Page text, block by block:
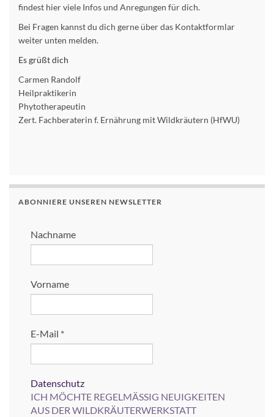
findest hier viele Infos und Anregungen für dich.
Bei Fragen kannst du dich gerne über das Kontaktformlar
weiter unten melden.
Es grüßt dich
Carmen Randolf
Heilpraktikerin
Phytotherapeutin
Zert. Fachberaterin f. Ernährung mit Wildkräutern (HfWU)
ABONNIERE UNSEREN NEWSLETTER
Nachname
Vorname
E-Mail *
Datenschutz
ICH MÖCHTE REGELMÄSSIG NEUIGKEITEN
AUS DER WILDKRÄUTERWERKSTATT